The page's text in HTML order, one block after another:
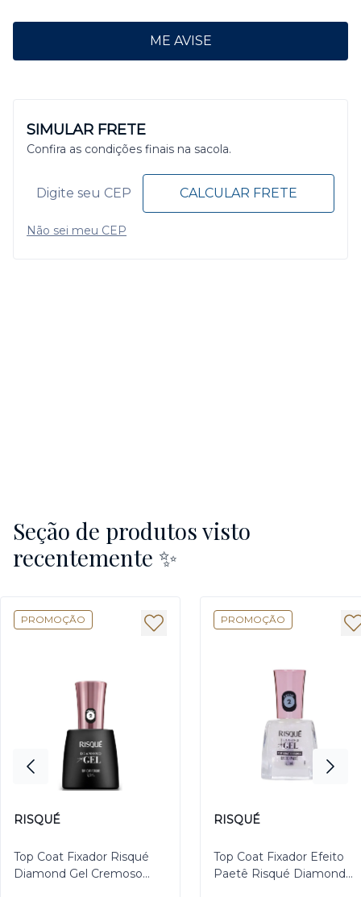
ME AVISE
SIMULAR FRETE
Confira as condições finais na sacola.
CALCULAR FRETE
Não sei meu CEP
Seção de produtos visto
recentemente ✨
PROMOÇÃO
RISQUÉ
Top Coat Fixador Risqué
Diamond Gel Cremoso
PROMOÇÃO
RISQUÉ
Top Coat Fixador Efeito
Paetê Risqué Diamond